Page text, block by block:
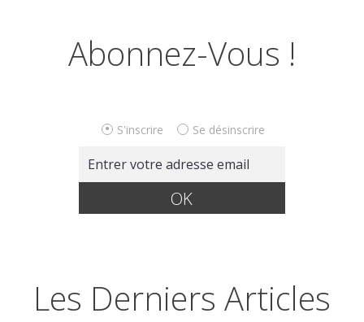
Abonnez-Vous !
S'inscrire Se désinscrire
Les Derniers Articles